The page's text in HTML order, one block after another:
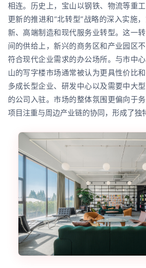
相连。历史上，宝山以钢铁、物流等重
更新的推进和“北转型”战略的深入实施
新、高端制造和现代服务业转型。这一
间的供给上，新兴的商务区和产业园区
符合现代企业需求的办公场所。与市中
山的写字楼市场通常被认为更具性价比
多成长型企业、研发中心以及需要中大
的公司入驻。市场的整体氛围更偏向于
项目注重与周边产业链的协同，形成了独